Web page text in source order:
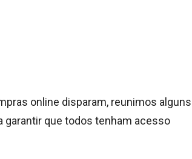
online disparam, reunimos alguns
que todos tenham acesso